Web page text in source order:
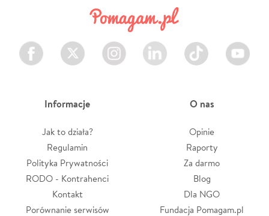
Facebook Twitter Instagram LinkedIn TikTok Youtube
Informacje
Jak to działa?
Regulamin
Polityka Prywatności
RODO - Kontrahenci
Kontakt
Porównanie serwisów
O nas
Opinie
Raporty
Za darmo
Blog
Dla NGO
Fundacja Pomagam.pl